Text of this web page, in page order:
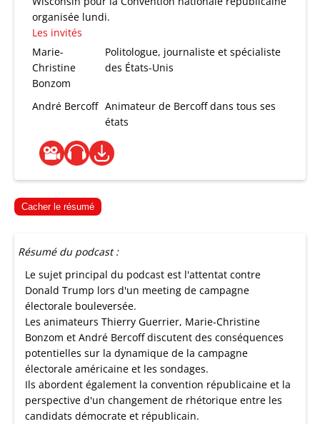
organisée lundi.
Les invités
Marie-
Christine
Bonzom
Politologue, journaliste et spécialiste
des États-Unis
André Bercoff Animateur de Bercoff dans tous ses
états
Cacher le résumé
Résumé du podcast :
Le sujet principal du podcast est l'attentat contre
Donald Trump lors d'un meeting de campagne
électorale bouleversée.
Les animateurs Thierry Guerrier, Marie-Christine
Bonzom et André Bercoff discutent des conséquences
potentielles sur la dynamique de la campagne
électorale américaine et les sondages.
Ils abordent également la convention républicaine et la
perspective d'un changement de rhétorique entre les
candidats démocrate et républicain.